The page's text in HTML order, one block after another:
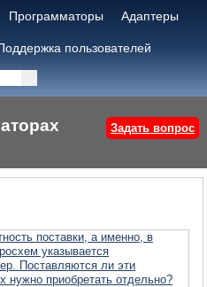
Программаторы Адаптеры
пользователей
Задать вопрос
поставки, а именно, в
указывается
Поставляются ли эти
нужно приобретать отдельно?